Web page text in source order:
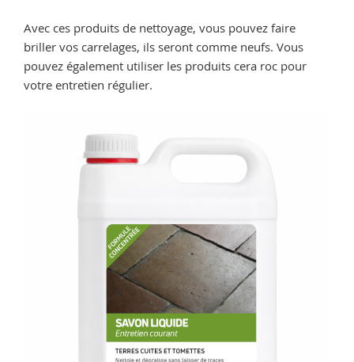
Avec ces produits de nettoyage, vous pouvez faire
briller vos carrelages, ils seront comme neufs. Vous
pouvez également utiliser les produits cera roc pour
votre entretien régulier.